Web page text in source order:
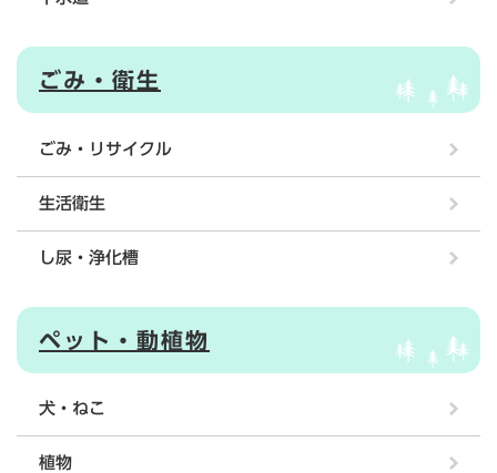
ごみ・衛生
ごみ・リサイクル
生活衛生
し尿・浄化槽
ペット・動植物
犬・ねこ
植物